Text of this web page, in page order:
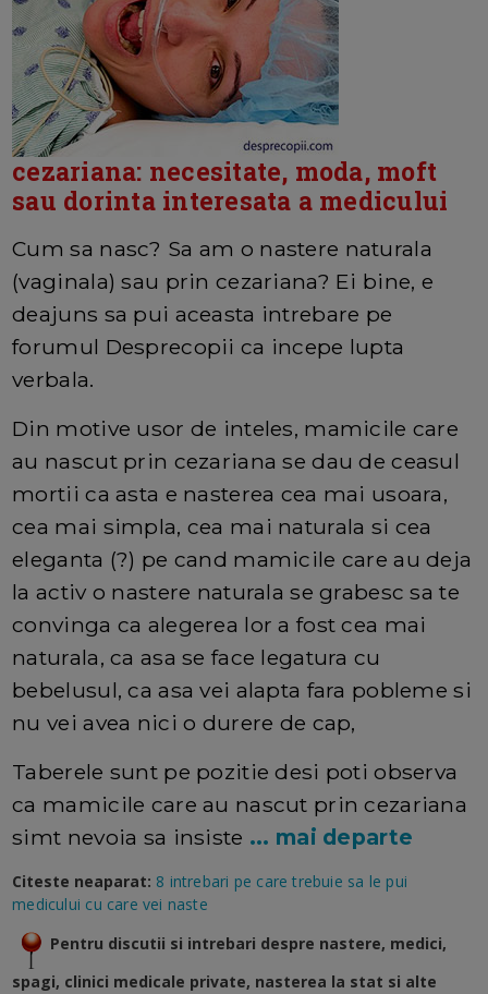
cezariana: necesitate, moda, moft
sau dorinta interesata a medicului
Cum sa nasc? Sa am o nastere naturala
(vaginala) sau prin cezariana? Ei bine, e
deajuns sa pui aceasta intrebare pe
forumul Desprecopii ca incepe lupta
verbala.
Din motive usor de inteles, mamicile care
au nascut prin cezariana se dau de ceasul
mortii ca asta e nasterea cea mai usoara,
cea mai simpla, cea mai naturala si cea
eleganta (?) pe cand mamicile care au deja
la activ o nastere naturala se grabesc sa te
convinga ca alegerea lor a fost cea mai
naturala, ca asa se face legatura cu
bebelusul, ca asa vei alapta fara pobleme si
nu vei avea nici o durere de cap,
Taberele sunt pe pozitie desi poti observa
ca mamicile care au nascut prin cezariana
simt nevoia sa insiste ... mai departe
Citeste neaparat: 8 intrebari pe care trebuie sa le pui
medicului cu care vei naste
Pentru discutii si intrebari despre nastere, medici,
spagi, clinici medicale private, nasterea la stat si alte